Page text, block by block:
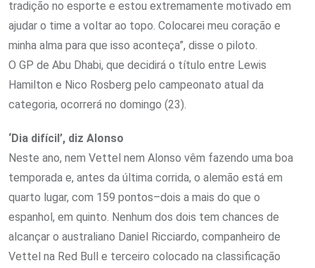
tradição no esporte e estou extremamente motivado em
ajudar o time a voltar ao topo. Colocarei meu coração e
minha alma para que isso aconteça”, disse o piloto.
O GP de Abu Dhabi, que decidirá o título entre Lewis
Hamilton e Nico Rosberg pelo campeonato atual da
categoria, ocorrerá no domingo (23).
‘Dia difícil’, diz Alonso
Neste ano, nem Vettel nem Alonso vêm fazendo uma boa
temporada e, antes da última corrida, o alemão está em
quarto lugar, com 159 pontos–dois a mais do que o
espanhol, em quinto. Nenhum dos dois tem chances de
alcançar o australiano Daniel Ricciardo, companheiro de
Vettel na Red Bull e terceiro colocado na classificação